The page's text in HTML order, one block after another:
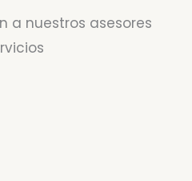
a nuestros asesores